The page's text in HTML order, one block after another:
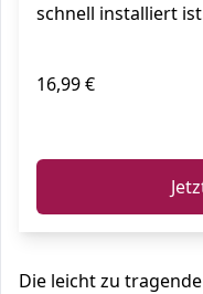
schnell installiert
16,99 €
Die leicht zu